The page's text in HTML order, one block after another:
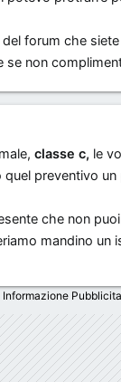
forum che
se non
classe c, le
preventivo
che non
mandino un
Informazione